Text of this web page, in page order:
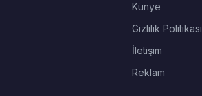
Künye
Gizlilik Politikası
İletişim
Reklam